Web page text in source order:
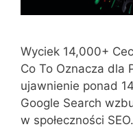
Wyciek 14,000+
Co To Oznacza dla
ujawnienie ponad
Google Search
w społeczności